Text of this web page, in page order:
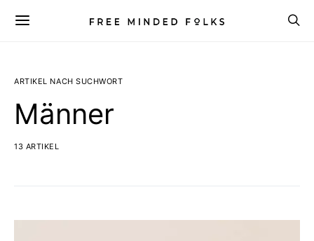
ARTIKEL NACH SUCHWORT
Männer
13 ARTIKEL